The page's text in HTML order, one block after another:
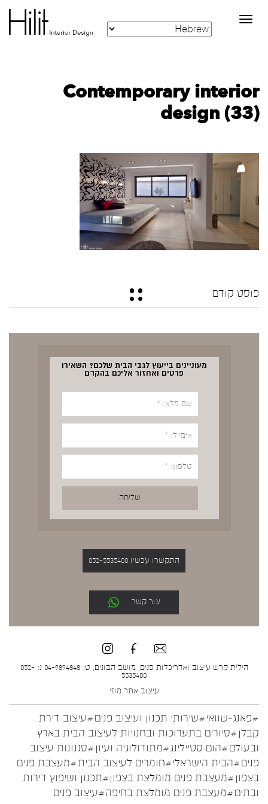
Toggle
navigation
Contemporary interior
design (33)
פוסט קודם
מעוניינים בייעוץ לגבי הבית שלכם? השאירו
פרטים ואחזור אליכם בהקדם
התקשרו עכשיו 052-5535400
צור קשר
הילית קרש עיצוב ואדריכלות פנים, מושב הבונים, ט: 04-9894848 נ: 052-
5535400
עיצוב אתר מוזי
#פאנג-שוואי#שירותי תכנון ועיצוב פנים#עיצוב דירת
קבלן #סיורים בתערוכות ובחנויות לעיצוב הבית בארץ
ובעולם#הום סטיילינג#מתודולוגיה ועיון #סגנונות עיצוב
פנים#הבית הישראלי#חומרים לעיצוב הבית#מעצבת פנים
בצפון #מעצבת פנים מומלצת בצפון#תכנון ושיפוץ דירות
ובתים#מעצבת פנים מומלצת בחיפה#עיצוב פנים